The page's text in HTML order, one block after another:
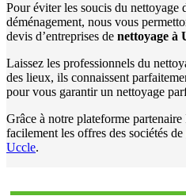
Pour éviter les soucis du nettoyage
déménagement, nous vous
devis d’entreprises de nettoyage à
Laissez les professionnels du
des lieux, ils connaissent
pour vous garantir un nettoyage
Grâce à notre plateforme
facilement les offres des sociétés de
Uccle.